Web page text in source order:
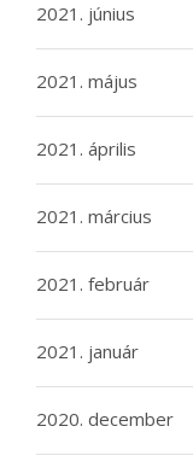
2021. június
2021. május
2021. április
2021. március
2021. február
2021. január
2020. december